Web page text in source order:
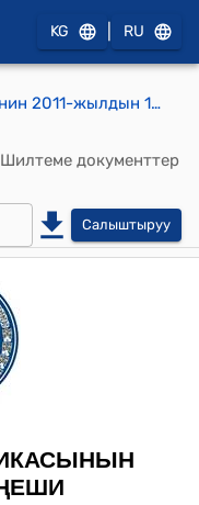
KG RU
КР Жогорку Кенешинин 2011-жылдын 14-майындагы № 454-V "Кылмыштарды жасоо жагынан шек туудурган жана айыпталып кармалган адамдарды камакта кармоонун тартиби жана шарттары жөнүндө" Кыргыз Республикасынын Мыйзамына өзгөртүүлөр киргизүү тууралуу" Кыргыз Республикасынын Мыйзамынын долбоорун биринчи окууда кабыл алуу жөнүндө" токтому
Шилтеме документтер
Салыштыруу